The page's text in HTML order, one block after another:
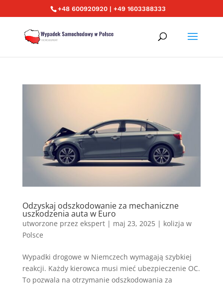
+48 600920920 | +49 1603388333
Odzyskaj odszkodowanie za mechaniczne
uszkodzenia auta w Euro
utworzone przez ekspert| maj 23, 2025| kolizja w
Polsce
Wypadki drogowe w Niemczech wymagają szybkiej
reakcji. Każdy kierowca musi mieć ubezpieczenie OC.
To pozwala na otrzymanie odszkodowania za